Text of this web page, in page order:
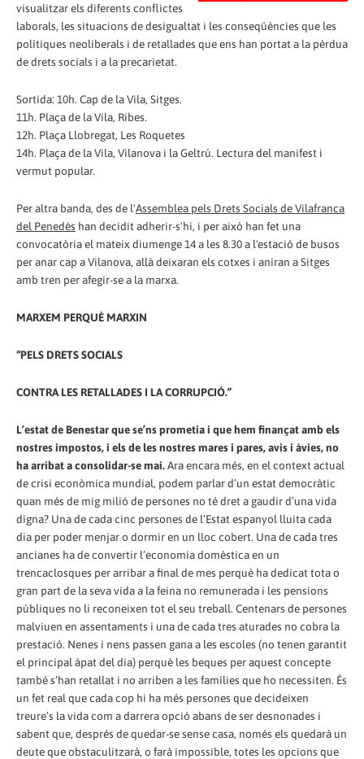
visualitzar els diferents conflictes
laborals, les situacions de desigualtat i les conseqüències que les
polítiques neoliberals i de retallades que ens han portat a la pèrdua
de drets socials i a la precarietat.
Sortida: 10h. Cap de la Vila, Sitges.
11h. Plaça de la Vila, Ribes.
12h. Plaça Llobregat, Les Roquetes
14h. Plaça de la Vila, Vilanova i la Geltrú. Lectura del manifest i
vermut popular.
Per altra banda, des de l'Assemblea pels Drets Socials de Vilafranca
del Penedès han decidit adherir-s'hi, i per això han fet una
convocatòria el mateix diumenge 14 a les 8.30 a l'estació de busos
per anar cap a Vilanova, allà deixaran els cotxes i aniran a Sitges
amb tren per afegir-se a la marxa.
MARXEM PERQUÈ MARXIN
“PELS DRETS SOCIALS
CONTRA LES RETALLADES I LA CORRUPCIÓ.”
L’estat de Benestar que se’ns prometia i que hem finançat amb els
nostres impostos, i els de les nostres mares i pares, avis i àvies, no
ha arribat a consolidar-se mai.Ara encara més, en el context actual
de crisi econòmica mundial, podem parlar d’un estat democràtic
quan més de mig milió de persones no té dret a gaudir d’una vida
digna? Una de cada cinc persones de l’Estat espanyol lluita cada
dia per poder menjar o dormir en un lloc cobert. Una de cada tres
ancianes ha de convertir l’economia domèstica en un
trencaclosques per arribar a final de mes perquè ha dedicat tota o
gran part de la seva vida a la feina no remunerada i les pensions
públiques no li reconeixen tot el seu treball. Centenars de persones
malviuen en assentaments i una de cada tres aturades no cobra la
prestació. Nenes i nens passen gana a les escoles (no tenen garantit
el principal àpat del dia) perquè les beques per aquest concepte
també s’han retallat i no arriben a les famílies que ho necessiten. És
un fet real que cada cop hi ha més persones que decideixen
treure’s la vida com a darrera opció abans de ser desnonades i
sabent que, després de quedar-se sense casa, només els quedarà un
deute que obstaculitzarà, o farà impossible, totes les opcions que